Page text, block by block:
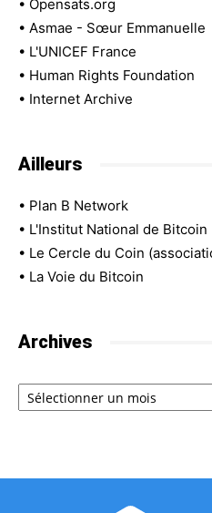
• Opensats.org
• Asmae - Sœur Emmanuelle
• L'UNICEF France
• Human Rights Foundation
• Internet Archive
Ailleurs
• Plan B Network
• L'Institut National de Bitcoin
• Le Cercle du Coin
• La Voie du Bitcoin
Archives
Archives